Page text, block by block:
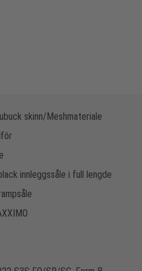
skinn/Meshmateriale
innleggssåle i full lengde